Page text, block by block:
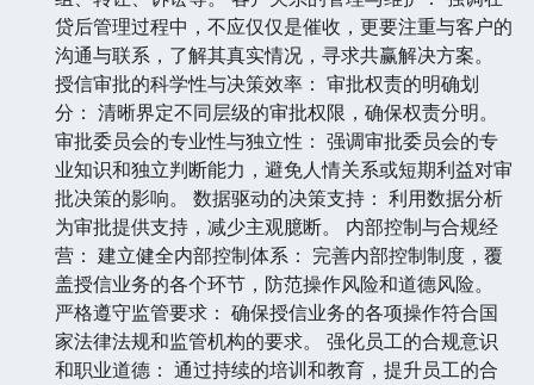
贷后管理过程中，不应仅仅是催收，更要注重与客户的
沟通与联系，了解其真实情况，寻求共赢解决方案。
授信审批的科学性与决策效率： 审批权责的明确划
分： 清晰界定不同层级的审批权限，确保权责分明。
审批委员会的专业性与独立性： 强调审批委员会的专
业知识和独立判断能力，避免人情关系或短期利益对审
批决策的影响。 数据驱动的决策支持： 利用数据分析
为审批提供支持，减少主观臆断。 内部控制与合规经
营： 建立健全内部控制体系： 完善内部控制制度，覆
盖授信业务的各个环节，防范操作风险和道德风险。
严格遵守监管要求： 确保授信业务的各项操作符合国
家法律法规和监管机构的要求。 强化员工的合规意识
和职业道德： 通过持续的培训和教育，提升员工的合